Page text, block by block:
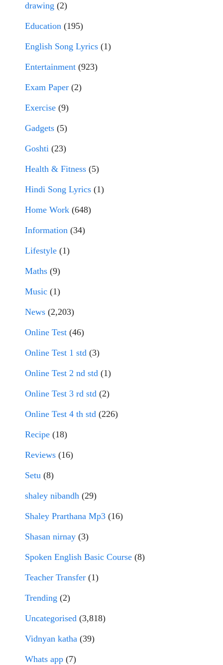
drawing (2)
Education (195)
English Song Lyrics (1)
Entertainment (923)
Exam Paper (2)
Exercise (9)
Gadgets (5)
Goshti (23)
Health & Fitness (5)
Hindi Song Lyrics (1)
Home Work (648)
Information (34)
Lifestyle (1)
Maths (9)
Music (1)
News (2,203)
Online Test (46)
Online Test 1 std (3)
Online Test 2 nd std (1)
Online Test 3 rd std (2)
Online Test 4 th std (226)
Recipe (18)
Reviews (16)
Setu (8)
shaley nibandh (29)
Shaley Prarthana Mp3 (16)
Shasan nirnay (3)
Spoken English Basic Course (8)
Teacher Transfer (1)
Trending (2)
Uncategorised (3,818)
Vidnyan katha (39)
Whats app (7)